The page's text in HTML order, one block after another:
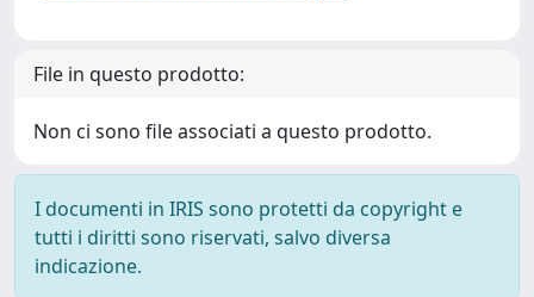
File in questo prodotto:
Non ci sono file associati a questo prodotto.
I documenti in IRIS sono protetti da copyright e
tutti i diritti sono riservati, salvo diversa
indicazione.